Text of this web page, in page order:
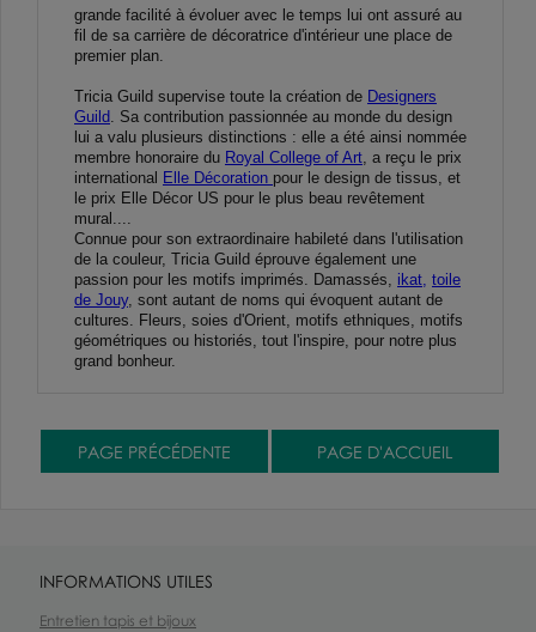
grande facilité à évoluer avec le temps lui ont assuré au
fil de sa carrière de décoratrice d'intérieur une place de
premier plan.
Tricia Guild supervise toute la création de Designers
Guild. Sa contribution passionnée au monde du design
lui a valu plusieurs distinctions : elle a été ainsi nommée
membre honoraire du Royal College of Art, a reçu le prix
international Elle Décoration pour le design de tissus, et
le prix Elle Décor US pour le plus beau revêtement
mural....
Connue pour son extraordinaire habileté dans l'utilisation
de la couleur, Tricia Guild éprouve également une
passion pour les motifs imprimés. Damassés, ikat, toile
de Jouy, sont autant de noms qui évoquent autant de
cultures. Fleurs, soies d'Orient, motifs ethniques, motifs
géométriques ou historiés, tout l'inspire, pour notre plus
grand bonheur.
INFORMATIONS UTILES
Entretien tapis et bijoux